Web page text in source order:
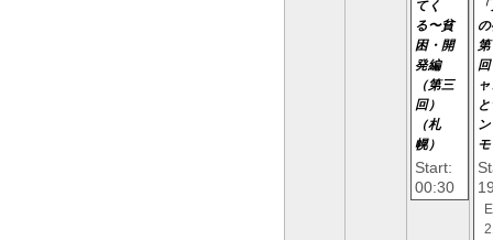
てく
る〜貧
困・開
発編
（第三
回）
（札
幌）
Start:
00:30
モ